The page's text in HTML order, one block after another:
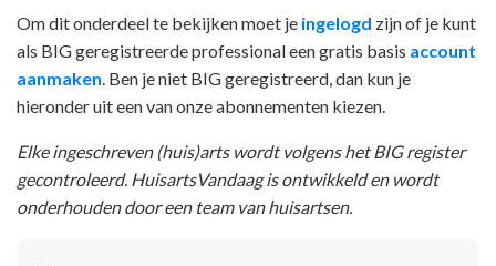
Om dit onderdeel te bekijken moet je ingelogd zijn of je kunt
als BIG geregistreerde professional een gratis basis account
aanmaken . Ben je niet BIG geregistreerd, dan kun je
hieronder uit een van onze abonnementen kiezen.
Elke ingeschreven (huis)arts wordt volgens het BIG register
gecontroleerd. HuisartsVandaag is ontwikkeld en wordt
onderhouden door een team van huisartsen.